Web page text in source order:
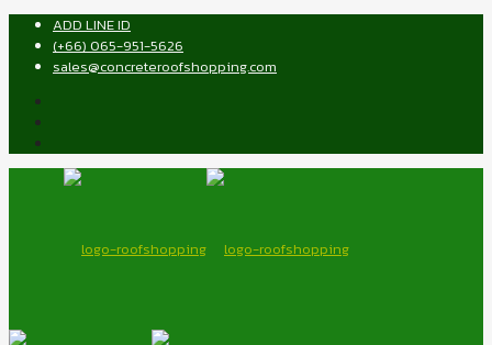
ADD LINE ID
(+66) 065-951-5626
sales@concreteroofshopping.com